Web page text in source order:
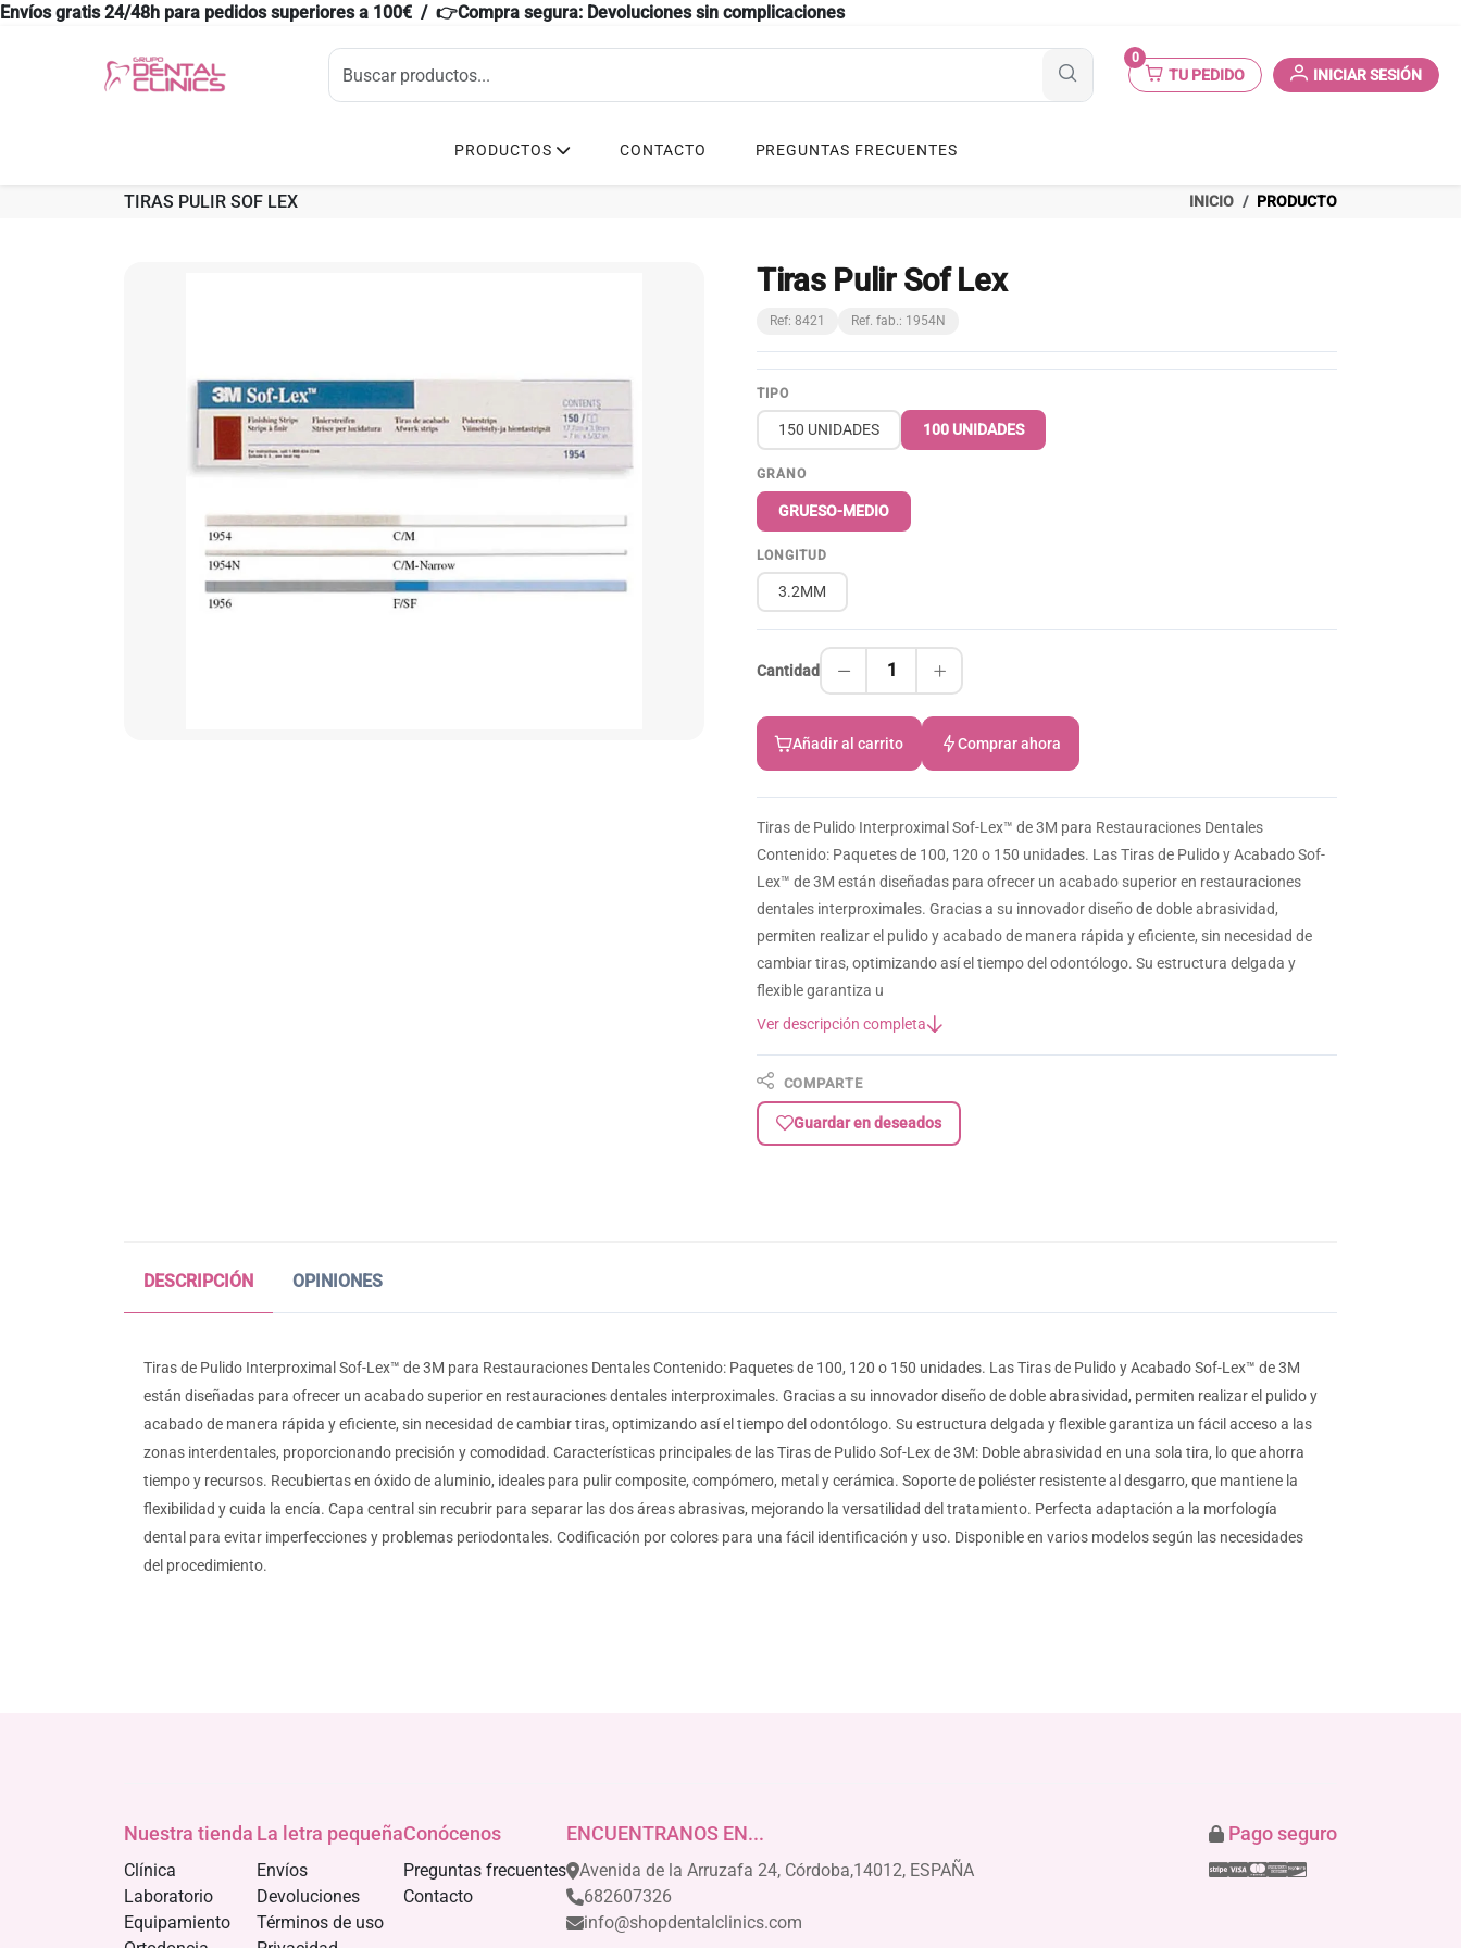
Envíos gratis 24/48h para pedidos superiores a 100€ / 👉Compra segura: Devoluciones sin complicaciones
0
TU PEDIDO INICIAR SESIÓN
PRODUCTOS CONTACTO PREGUNTAS FRECUENTES
TIRAS PULIR SOF LEX INICIO PRODUCTO
Tiras Pulir Sof Lex
Ref: 8421 Ref. fab.: 1954N
TIPO
150 UNIDADES 100 UNIDADES
GRANO
GRUESO-MEDIO
LONGITUD
3.2MM
Cantidad 1
Añadir al carrito Comprar ahora
Tiras de Pulido Interproximal Sof-Lex™ de 3M para Restauraciones Dentales
Contenido: Paquetes de 100, 120 o 150 unidades. Las Tiras de Pulido y Acabado Sof-
Lex™ de 3M están diseñadas para ofrecer un acabado superior en restauraciones
dentales interproximales. Gracias a su innovador diseño de doble abrasividad,
permiten realizar el pulido y acabado de manera rápida y eficiente, sin necesidad de
cambiar tiras, optimizando así el tiempo del odontólogo. Su estructura delgada y
flexible garantiza u
Ver descripción completa
COMPARTE
Guardar en deseados
DESCRIPCIÓN OPINIONES
Tiras de Pulido Interproximal Sof-Lex™ de 3M para Restauraciones Dentales Contenido: Paquetes de 100, 120 o 150 unidades. Las Tiras de Pulido y Acabado Sof-Lex™ de 3M
están diseñadas para ofrecer un acabado superior en restauraciones dentales interproximales. Gracias a su innovador diseño de doble abrasividad, permiten realizar el pulido y
acabado de manera rápida y eficiente, sin necesidad de cambiar tiras, optimizando así el tiempo del odontólogo. Su estructura delgada y flexible garantiza un fácil acceso a las
zonas interdentales, proporcionando precisión y comodidad. Características principales de las Tiras de Pulido Sof-Lex de 3M: Doble abrasividad en una sola tira, lo que ahorra
tiempo y recursos. Recubiertas en óxido de aluminio, ideales para pulir composite, compómero, metal y cerámica. Soporte de poliéster resistente al desgarro, que mantiene la
flexibilidad y cuida la encía. Capa central sin recubrir para separar las dos áreas abrasivas, mejorando la versatilidad del tratamiento. Perfecta adaptación a la morfología
dental para evitar imperfecciones y problemas periodontales. Codificación por colores para una fácil identificación y uso. Disponible en varios modelos según las necesidades
del procedimiento.
Nuestra tienda
Clínica
Laboratorio
Equipamiento
La letra pequeña
Envíos
Devoluciones
Términos de uso
Conócenos
Preguntas frecuentes
Contacto
ENCUENTRANOS EN...
Avenida de la Arruzafa 24, Córdoba,14012, ESPAÑA
682607326
info@shopdentalclinics.com
Pago seguro
Stripe
VisaMastercard
American Express
Discover